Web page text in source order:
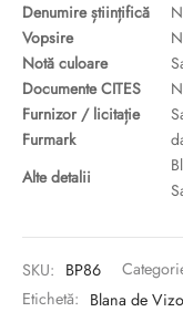
Denumire științifică
Vopsire
Notă culoare
Documente CITES
Furnizor / licitație
Furmark
Alte detalii
SKU: BP86
Etichetă: Blana de